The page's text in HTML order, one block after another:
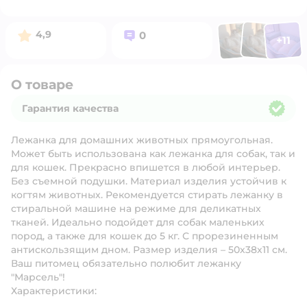
Рейтинг:
4,9 Вопросов:
0 ФотоФотоФото
+11
Открыть
О товаре
Гарантия качества
Лежанка для домашних животных прямоугольная.
Может быть использована как лежанка для собак, так и
для кошек. Прекрасно впишется в любой интерьер.
Без съемной подушки. Материал изделия устойчив к
когтям животных. Рекомендуется стирать лежанку в
стиральной машине на режиме для деликатных
тканей. Идеально подойдет для собак маленьких
пород, а также для кошек до 5 кг. С прорезиненным
антискользящим дном. Размер изделия – 50х38х11 см.
Ваш питомец обязательно полюбит лежанку
"Марсель"!
Характеристики: